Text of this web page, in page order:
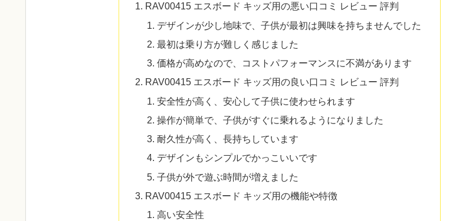
RAV00415 エスボード キッズ用の悪い口コミ レビュー 評判
デザインが少し地味で、子供が最初は興味を持ちませんでした
最初は乗り方が難しく感じました
価格が高めなので、コストパフォーマンスに不満があります
RAV00415 エスボード キッズ用の良い口コミ レビュー 評判
安全性が高く、安心して子供に使わせられます
操作が簡単で、子供がすぐに乗れるようになりました
耐久性が高く、長持ちしています
デザインもシンプルでかっこいいです
子供が外で遊ぶ時間が増えました
RAV00415 エスボード キッズ用の機能や特徴
高い安全性